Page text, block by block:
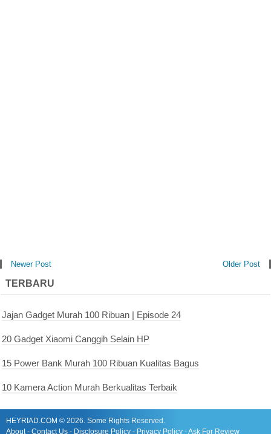
Newer Post Older Post
TERBARU
Jajan Gadget Murah 100 Ribuan | Episode 24
20 Gadget Xiaomi Canggih Selain HP
15 Power Bank Murah 100 Ribuan Kualitas Bagus
10 Kamera Action Murah Berkualitas Terbaik
HEYRIAD.COM © 2026. Some Rights Reserved.
About- Contact Us - Disclosure Policy - Privacy Policy -Ask For Review